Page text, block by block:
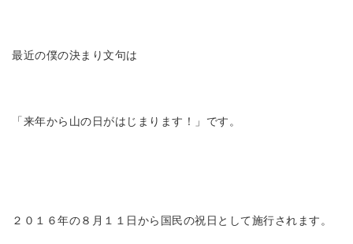
最近の僕の決まり文句は
「来年から山の日がはじまります！」です。
２０１６年の８月１１日から国民の祝日として施行されます。